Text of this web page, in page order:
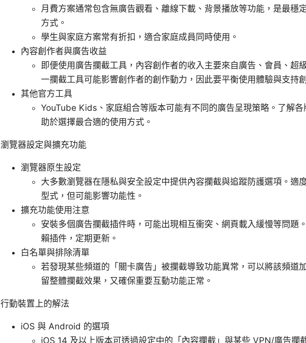
月費方案通常包含無廣告觀看、離線下載、背景播放等功能，是最穩
方式。
學生與家庭方案常有折扣，適合家庭成員同時使用。
內容創作者與廣告收益
即便使用廣告攔截工具，內容創作者的收入主要來自廣告、會員、超
一攔截工具可能影響創作者的創作動力，因此要平衡使用體驗與支持
其他官方工具
YouTube Kids、家庭組合等版本可能有不同的廣告呈現策略。了解
助於選擇最合適的使用方式。
瀏覽器設定與擴充功能
瀏覽器原生設定
大多數瀏覽器在隱私與安全設定中提供內容攔截與追蹤防護選項。適
型式，但可能影響功能性。
擴充功能使用注意
安裝多個廣告攔截插件時，可能出現相互衝突、網頁載入緩慢等問題
賴插件，定期更新。
白名單與排除清單
若發現某些頻道的「關卡廣告」被攔截導致功能異常，可以將該頻道
留整體攔截效果，又確保重要互動功能正常。
行動裝置上的解法
iOS 與 Android 的選項
iOS 14 及以上版本可透過設定中的「內容攔截」與某些 VPN/廣告攔